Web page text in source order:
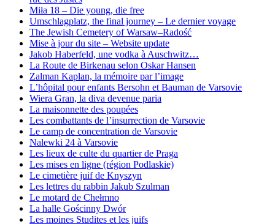
Miła 18 – Die young, die free
Umschlagplatz, the final journey – Le dernier voyage
The Jewish Cemetery of Warsaw–Radość
Mise à jour du site – Website update
Jakob Haberfeld, une vodka à Auschwitz…
La Route de Birkenau selon Oskar Hansen
Zalman Kaplan, la mémoire par l’image
L’hôpital pour enfants Bersohn et Bauman de Varsovie
Wiera Gran, la diva devenue paria
La maisonnette des poupées
Les combattants de l’insurrection de Varsovie
Le camp de concentration de Varsovie
Nalewki 24 à Varsovie
Les lieux de culte du quartier de Praga
Les mises en ligne (région Podlaskie)
Le cimetière juif de Knyszyn
Les lettres du rabbin Jakub Szulman
Le motard de Chełmno
La halle Gościnny Dwór
Les moines Studites et les juifs